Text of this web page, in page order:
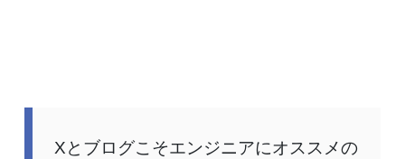
Xとブログこそエンジニアにオススメの